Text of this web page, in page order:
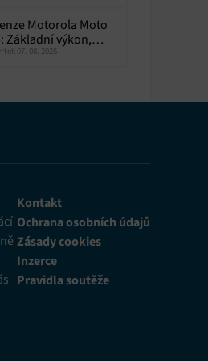
Motorola Moto
Základní výkon,
výdrž
07. 08. 2025
Kontakt
Ochrana osobních údajů
Zásady cookies
Inzerce
Pravidla soutěže